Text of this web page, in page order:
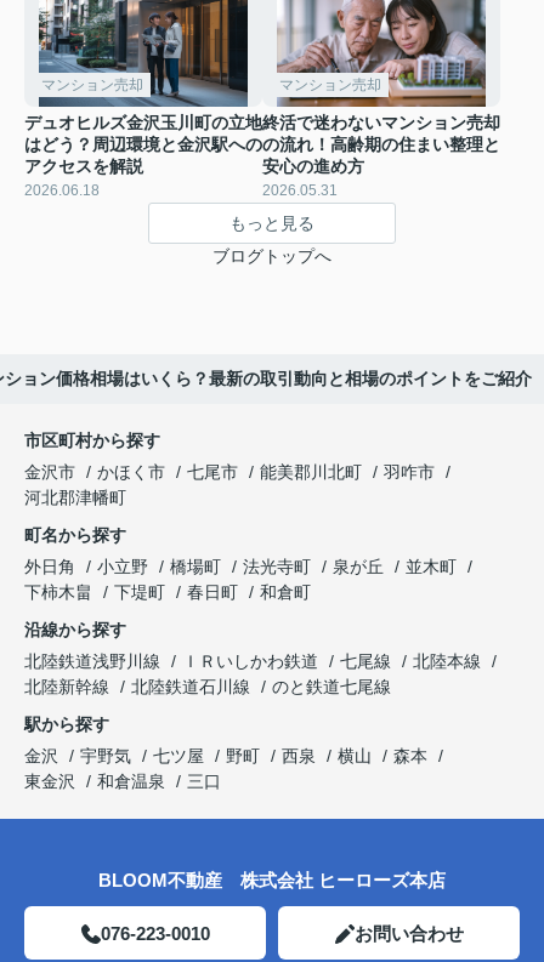
マンション売却
デュオヒルズ金沢玉川町の立地
はどう？周辺環境と金沢駅への
アクセスを解説
2026.06.18
マンション売却
終活で迷わないマンション売却
の流れ！高齢期の住まい整理と
安心の進め方
2026.05.31
もっと見る
ブログトップへ
ョン価格相場はいくら？最新の取引動向と相場のポイントをご紹介
市区町村から探す
金沢市
かほく市 七尾市 能美郡川北町
羽咋市
河北郡津幡町
町名から探す
外日角
小立野 橋場町 法光寺町 泉が丘
並木町
下柿木畠
下堤町 春日町
和倉町
沿線から探す
北陸鉄道浅野川線
ＩＲいしかわ鉄道 七尾線
北陸本線
北陸新幹線
北陸鉄道石川線
のと鉄道七尾線
駅から探す
金沢
宇野気 七ツ屋 野町 西泉 横山
森本
東金沢
和倉温泉 三口
BLOOM不動産 株式会社 ヒーローズ本店
076-223-0010 お問い合わせ